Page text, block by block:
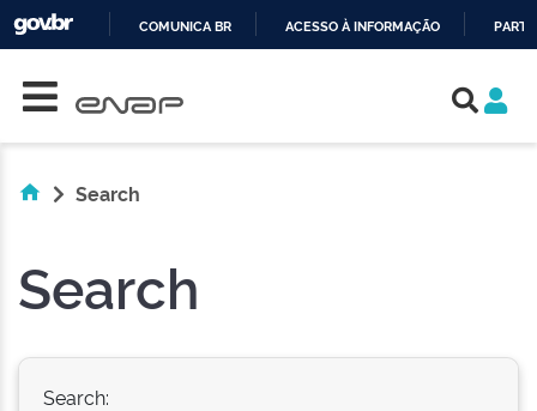
COMUNICA BR ACESSO À INFORMAÇÃO
Search
Search
Search: